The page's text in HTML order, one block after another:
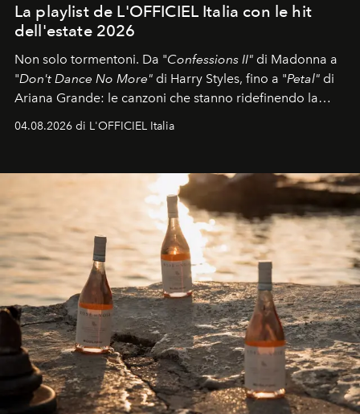
La playlist de L'OFFICIEL Italia con le hit
dell'estate 2026
Non solo tormentoni. Da "Confessions II" di Madonna a
"Don't Dance No More" di Harry Styles, fino a "Petal" di
Ariana Grande: le canzoni che stanno ridefinendo la
04.08.2026 di L'OFFICIEL Italia